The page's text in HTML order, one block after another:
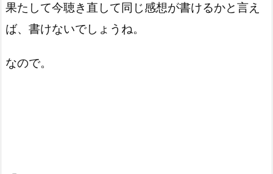
果たして今聴き直して同じ感想が書けるかと言え
ば、書けないでしょうね。
なので。